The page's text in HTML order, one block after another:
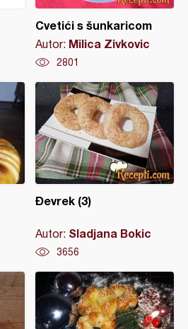
Cvetići s šunkaricom
Autor: Milica Zivkovic
2801
Đevrek (3)
Autor: Sladjana Bokic
3656